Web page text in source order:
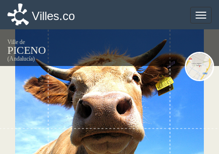
Toggle
Villes.co
Ville de
PICENO
(Andalucía)
Toggle
Villes.co